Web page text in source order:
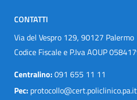
CONTATTI
Via del Vespro 129, 90127 Palermo
Codice Fiscale e P.Iva AOUP
Centralino:091 655 11 11
Pec: protocollo@cert.policlinico.pa.it